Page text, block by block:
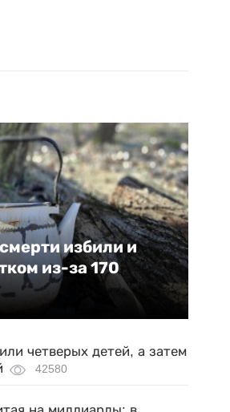
избили и
из-за 170
четверых детей, а затем
42580